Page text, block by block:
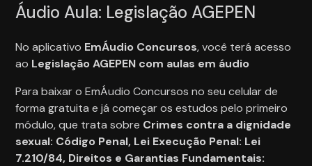
Áudio Aula: Legislação AGEPEN
No aplicativo EmÁudio Concursos, você terá acesso
ao Legislação AGEPEN com aulas em áudio
Para baixar o EmÁudio Concursos no seu celular de
forma gratuita e já começar os estudos pelo primeiro
módulo, que trata sobre Crimes contra a dignidade
sexual: Código Penal, Lei Execução Penal: Lei
7.210/84, Direitos e Garantias Fundamentais: